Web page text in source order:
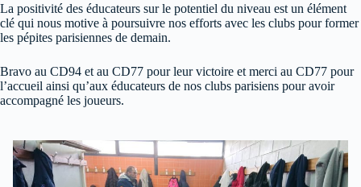
La positivité des éducateurs sur le potentiel du niveau est un élément
clé qui nous motive à poursuivre nos efforts avec les clubs pour former
les pépites parisiennes de demain.
Bravo au CD94 et au CD77 pour leur victoire et merci au CD77 pour
l’accueil ainsi qu’aux éducateurs de nos clubs parisiens pour avoir
accompagné les joueurs.